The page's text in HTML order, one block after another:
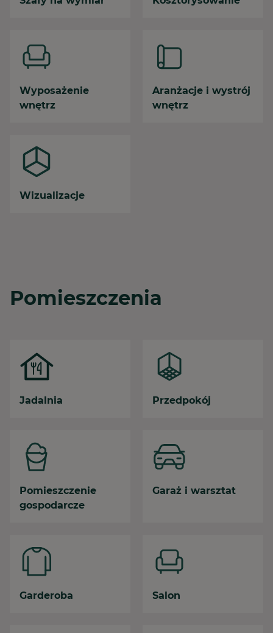
Wyposażenie
wnętrz
Aranżacje i wystrój
wnętrz
Wizualizacje
Pomieszczenia
Jadalnia Przedpokój
Pomieszczenie
gospodarcze
Garaż i warsztat
Garderoba Salon